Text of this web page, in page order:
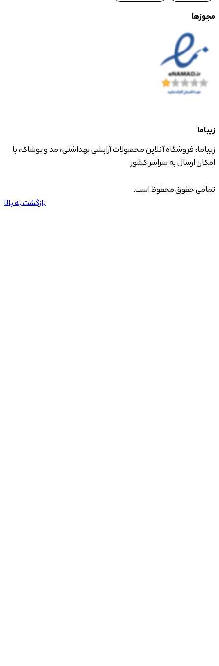
مجوزها
زیباما
زیباما، فروشگاه آنلاین محصولات آرایشی بهداشتی، مد و پوشاک، با
امکان ارسال به سراسر کشور
تمامی حقوق محفوظ است.
بازگشت به بالا